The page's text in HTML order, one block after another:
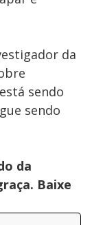
da
sendo
sendo
da
Baixe